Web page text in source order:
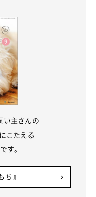
ンのなかには、飼い主さ
坊な性格の個体も多いよ
く、家族にだけ甘えると
タンの魅力といえそうで
い主さんの
こたえる
す。
』